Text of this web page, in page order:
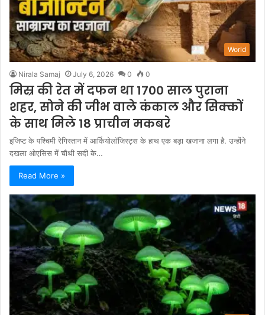
World
Nirala Samaj July 6, 2026 0 0
मिस्र की रेत में दफन था 1700 साल पुराना
शहर, सोने की जीभ वाले कंकाल और सिक्कों
के साथ मिले 18 प्राचीन मकबरे
इजिप्ट के पश्चिमी रेगिस्तान में आर्कियोलॉजिस्ट्स के हाथ एक बड़ा खजाना लगा है. उन्होंने
दखला ओएसिस में चौथी सदी के…
Read More »